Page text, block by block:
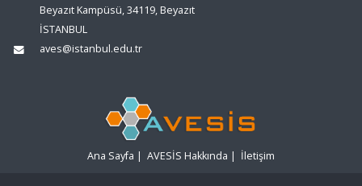
Beyazıt Kampüsü, 34119, Beyazıt
İSTANBUL
aves@istanbul.edu.tr
Ana Sayfa | AVESİS Hakkında | İletişim